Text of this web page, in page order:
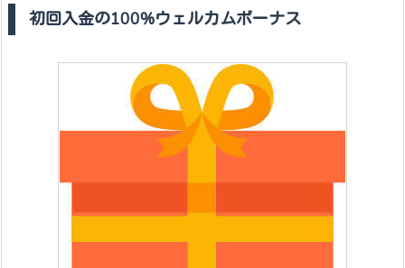
初回入金の100%ウェルカムボーナス